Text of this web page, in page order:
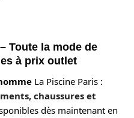
Toute la mode de
à prix outlet
La Piscine Paris :
chaussures et
dès maintenant en